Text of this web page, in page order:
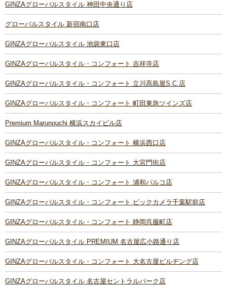
GINZAグローバルスタイル 神田中央通り店
グローバルスタイル 新宿南口店
GINZAグローバルスタイル 池袋東口店
GINZAグローバルスタイル・コンフォート 吉祥寺店
GINZAグローバルスタイル・コンフォート 立川髙島屋S.C.店
GINZAグローバルスタイル・コンフォート 町田東急ツインズ店
Premium Marunouchi 横浜スカイビル店
GINZAグローバルスタイル・コンフォート 横浜西口店
GINZAグローバルスタイル・コンフォート 大宮門街店
GINZAグローバルスタイル・コンフォート 浦和パルコ店
GINZAグローバルスタイル・コンフォート ビックカメラ千葉駅前店
GINZAグローバルスタイル・コンフォート 静岡呉服町店
GINZAグローバルスタイル PREMIUM 名古屋広小路通り店
GINZAグローバルスタイル・コンフォート 大名古屋ビルヂング店
GINZAグローバルスタイル 名古屋セントラルパーク店